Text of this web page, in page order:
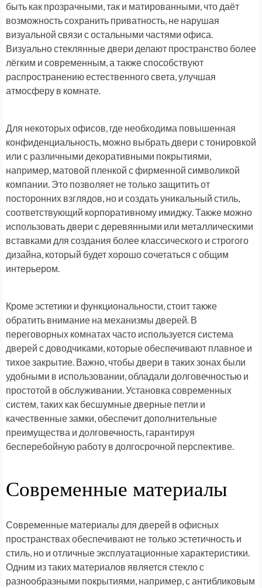
быть как прозрачными, так и матированными, что даёт
возможность сохранить приватность, не нарушая
визуальной связи с остальными частями офиса.
Визуально стеклянные двери делают пространство более
лёгким и современным, а также способствуют
распространению естественного света, улучшая
атмосферу в комнате.
Для некоторых офисов, где необходима повышенная
конфиденциальность, можно выбрать двери с тонировкой
или с различными декоративными покрытиями,
например, матовой пленкой с фирменной символикой
компании. Это позволяет не только защитить от
посторонних взглядов, но и создать уникальный стиль,
соответствующий корпоративному имиджу. Также можно
использовать двери с деревянными или металлическими
вставками для создания более классического и строгого
дизайна, который будет хорошо сочетаться с общим
интерьером.
Кроме эстетики и функциональности, стоит также
обратить внимание на механизмы дверей. В
переговорных комнатах часто используется система
дверей с доводчиками, которые обеспечивают плавное и
тихое закрытие. Важно, чтобы двери в таких зонах были
удобными в использовании, обладали долговечностью и
простотой в обслуживании. Установка современных
систем, таких как бесшумные дверные петли и
качественные замки, обеспечит дополнительные
преимущества и долговечность, гарантируя
бесперебойную работу в долгосрочной перспективе.
Современные материалы
Современные материалы для дверей в офисных
пространствах обеспечивают не только эстетичность и
стиль, но и отличные эксплуатационные характеристики.
Одним из таких материалов является стекло с
разнообразными покрытиями, например, с антибликовым